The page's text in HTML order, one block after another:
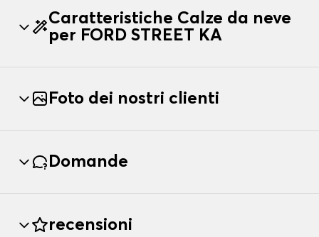
Caratteristiche Calze da neve
per FORD STREET KA
Foto dei nostri clienti
Domande
recensioni